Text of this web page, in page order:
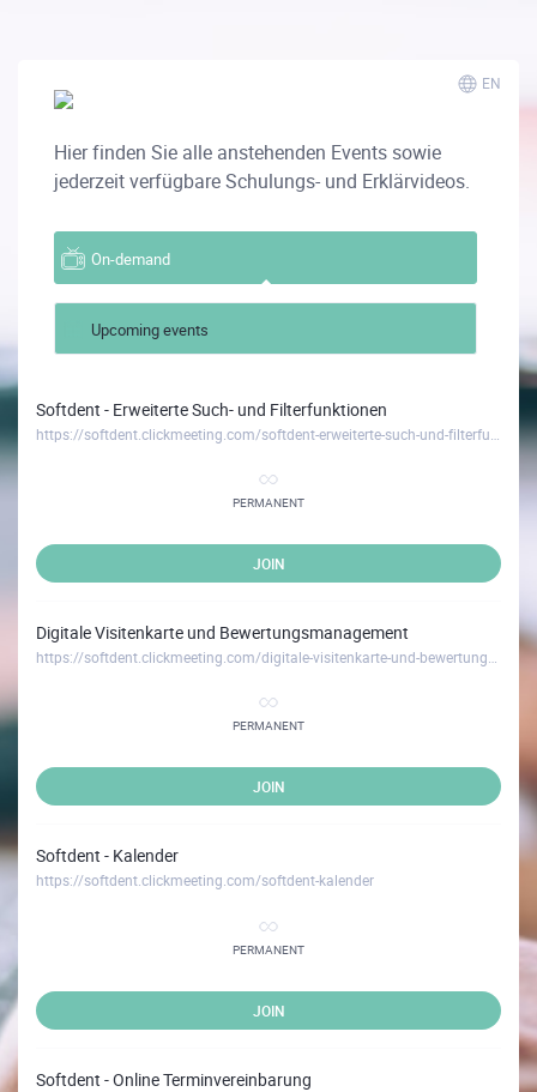
EN
Hier finden Sie alle anstehenden Events sowie
jederzeit verfügbare Schulungs- und Erklärvideos.
On-demand
Upcoming events
Softdent - Erweiterte Such- und Filterfunktionen
PERMANENT
JOIN
Digitale Visitenkarte und Bewertungsmanagement
PERMANENT
JOIN
Softdent - Kalender
https://softdent.clickmeeting.com/softdent-kalender
PERMANENT
JOIN
Softdent - Online Terminvereinbarung